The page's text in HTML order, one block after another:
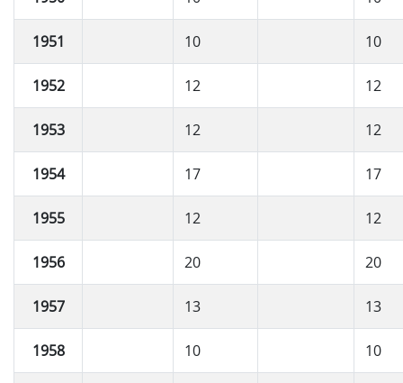
1951 10 10
1952 12 12
1953 12 12
1954 17 17
1955 12 12
1956 20 20
1957 13 13
1958 10 10